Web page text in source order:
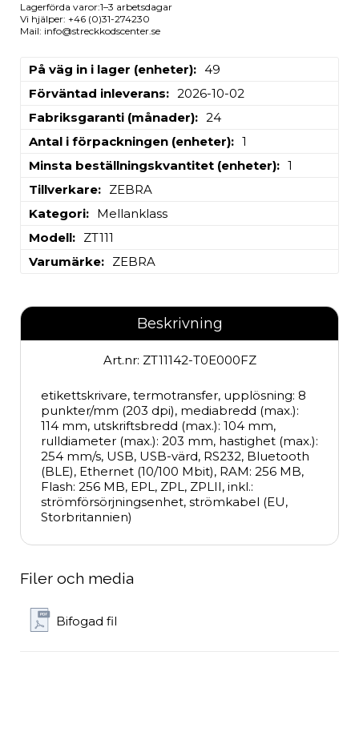
Lagerförda varor:1–3 arbetsdagar
Vi hjälper: +46 (0)31-274230
Mail: info@streckkodscenter.se
På väg in i lager (enheter)
49
Förväntad inleverans
2026-10-02
Fabriksgaranti (månader)
24
Antal i förpackningen (enheter)
1
Minsta beställningskvantitet (enheter)
1
Tillverkare
ZEBRA
Kategori
Mellanklass
Modell
ZT111
Varumärke
ZEBRA
Beskrivning
Art.nr: ZT11142-T0E000FZ
etikettskrivare, termotransfer, upplösning: 8
punkter/mm (203 dpi), mediabredd (max.):
114 mm, utskriftsbredd (max.): 104 mm,
rulldiameter (max.): 203 mm, hastighet (max.):
254 mm/s, USB, USB-värd, RS232, Bluetooth
(BLE), Ethernet (10/100 Mbit), RAM: 256 MB,
Flash: 256 MB, EPL, ZPL, ZPLII, inkl.:
strömförsörjningsenhet, strömkabel (EU,
Storbritannien)
Filer och media
Bifogad fil